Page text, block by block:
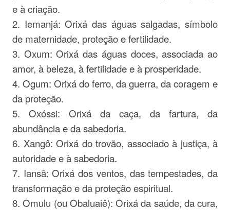
e à criação.
2. Iemanjá: Orixá das águas salgadas, símbolo
de maternidade, proteção e fertilidade.
3. Oxum: Orixá das águas doces, associada ao
amor, à beleza, à fertilidade e à prosperidade.
4. Ogum: Orixá do ferro, da guerra, da coragem e
da proteção.
5. Oxóssi: Orixá da caça, da fartura, da
abundância e da sabedoria.
6. Xangô: Orixá do trovão, associado à justiça, à
autoridade e à sabedoria.
7. Iansã: Orixá dos ventos, das tempestades, da
transformação e da proteção espiritual.
8. Omulu (ou Obaluaiê): Orixá da saúde, da cura,